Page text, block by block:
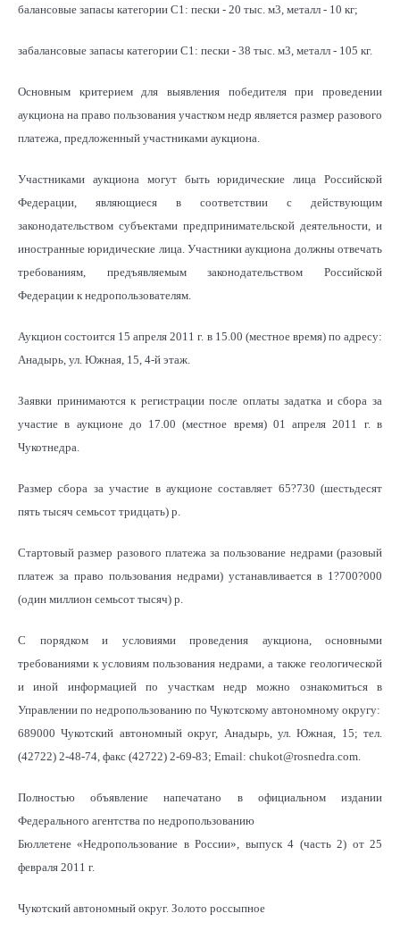
балансовые запасы категории С1: пески - 20 тыс. м3, металл - 10 кг;
забалансовые запасы категории С1: пески - 38 тыс. м3, металл - 105 кг.
Основным критерием для выявления победителя при проведении
аукциона на право пользования участком недр является размер разового
платежа, предложенный участниками аукциона.
Участниками аукциона могут быть юридические лица Российской
Федерации, являющиеся в соответствии с действующим
законодательством субъектами предпринимательской деятельности, и
иностранные юридические лица. Участники аукциона должны отвечать
требованиям, предъявляемым законодательством Российской
Федерации к недропользователям.
Аукцион состоится 15 апреля 2011 г. в 15.00 (местное время) по адресу:
Анадырь, ул. Южная, 15, 4-й этаж.
Заявки принимаются к регистрации после оплаты задатка и сбора за
участие в аукционе до 17.00 (местное время) 01 апреля 2011 г. в
Чукотнедра.
Размер сбора за участие в аукционе составляет 65?730 (шестьдесят
пять тысяч семьсот тридцать) р.
Стартовый размер разового платежа за пользование недрами (разовый
платеж за право пользования недрами) устанавливается в 1?700?000
(один миллион семьсот тысяч) р.
С порядком и условиями проведения аукциона, основными
требованиями к условиям пользования недрами, а также геологической
и иной информацией по участкам недр можно ознакомиться в
Управлении по недропользованию по Чукотскому автономному округу:
689000 Чукотский автономный округ, Анадырь, ул. Южная, 15; тел.
(42722) 2-48-74, факс (42722) 2-69-83; Email: chukot@rosnedra.com.
Полностью объявление напечатано в официальном издании
Федерального агентства по недропользованию
Бюллетене «Недропользование в России», выпуск 4 (часть 2) от 25
февраля 2011 г.
Чукотский автономный округ. Золото россыпное